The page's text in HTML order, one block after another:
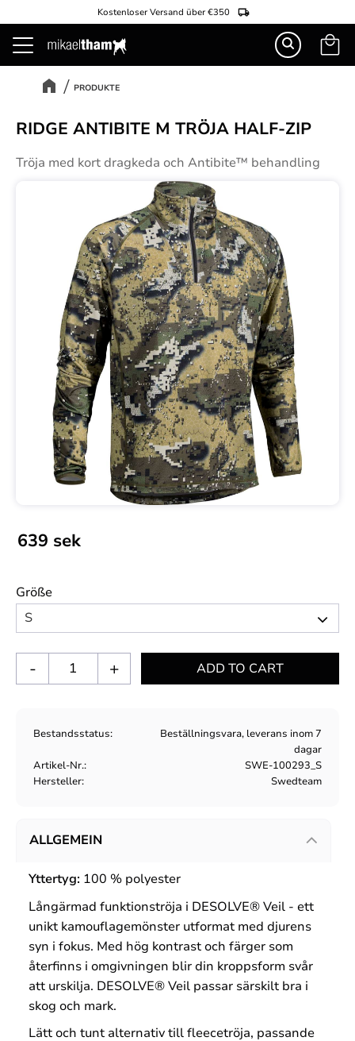
Menü
Kostenloser Versand über €350
PRODUKTE
RIDGE ANTIBITE M TRÖJA HALF-ZIP
Tröja med kort dragkeda och Antibite™ behandling
639 sek
Größe
+
-
Bestandsstatus
Beställningsvara, leverans inom 7
dagar
Artikel-Nr.
SWE-100293_S
Hersteller
Swedteam
ALLGEMEIN
Yttertyg: 100 % polyester
Långärmad funktionströja i DESOLVE® Veil - ett
unikt kamouflagemönster utformat med djurens
syn i fokus. Med hög kontrast och färger som
återfinns i omgivningen blir din kroppsform svår
att urskilja. DESOLVE® Veil passar särskilt bra i
skog och mark.
Lätt och tunt alternativ till fleecetröja, passande